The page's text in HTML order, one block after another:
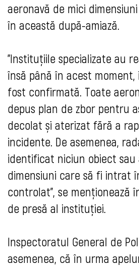
aeronavă de mici
în această după-amiază.
”Instituțiile specializate au
însă până în acest
fost confirmată. Toate
depus plan de zbor pentru
decolat și aterizat fără a
incidente. De asemenea,
identificat niciun obiect sau
dimensiuni care să fi intrat
controlat”, se menționează
de presă al instituției.
Inspectoratul General de
asemenea, că în urma